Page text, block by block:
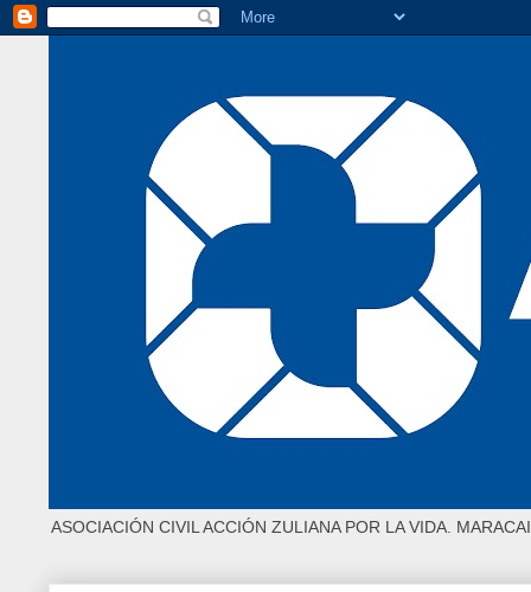
ASOCIACIÓN CIVIL ACCIÓN ZULIANA POR LA VIDA.